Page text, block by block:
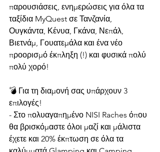
παρουσιάσεις, ενημερώσεις για όλα τα
ταξίδια MyQuest σε Τανζανία,
Ουγκάντα, Κένυα, Γκάνα, Νεπάλ,
Βιετνάμ, Γουατεμάλα και ένα νέο
προορισμό έκπληξη (!) και φυσικά πολύ
πολύ χορό!
💣 Για τη διαμονή σας υπάρχουν 3
επιλογές!
- Στο πολυαγαπημένο NISI Raches όπου
θα βρισκόμαστε όλοι μαζί και μάλιστα
έχετε και 20% έκπτωση σε όλα τα